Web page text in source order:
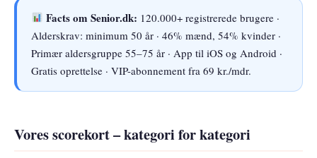
Facts om Senior.dk: 120.000+ registrerede brugere ·
Alderskrav: minimum 50 år · 46% mænd, 54% kvinder ·
Primær aldersgruppe 55–75 år · App til iOS og Android ·
Gratis oprettelse · VIP-abonnement fra 69 kr./mdr.
Vores scorekort – kategori for kategori